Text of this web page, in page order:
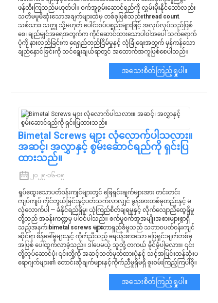
ဖန်တီးကြသည်မဟုတ်ပါ။ ဝက်အူစွမ်းဆောင်ရည်ကို လွှမ်းမိုးနိုင်သော်လည်း
သတိမမူမိဆုံးသောအချက်များထဲမှ တစ်ခုဖြစ်သည်။thread count.
သစ်သား၊ သတ္တု သို့မဟုတ် ပေါင်းစပ်ပစ္စည်းများဖြင့် အလုပ်လုပ်သည်ဖြစ်
စေ၊ ချည်မျှင်အရေအတွက်က ကိုင်ဆောင်ထားသောပါဝါအပေါ် သက်ရောက်
ပုံကို နားလည်ခြင်းက ရေရှည်တည်ငြိမ်မှုနှင့် လုံခြုံရေးအတွက် မှန်ကန်သော
ချည်နှောင်ခြင်းကို သင်ရွေးချယ်ရာတွင် အထောက်အကူဖြစ်စေပါသည်။
အသေးစိတ်ကြည့်ရှုပါ။
Bimetal Screws များ လုံလောက်ပါသလား။
အဆင့်၊ အလွှာနှင့် စွမ်းဆောင်ရည်ကို ရှင်းပြ
ထားသည်။
၂၀၂၅-၀၆-၀၅
ရှုပ်ထွေးသောပတ်ဝန်းကျင်များတွင် ဖြေရှင်းချက်များအား တင်းတင်း
ကျပ်ကျပ် ကိုင်တွယ်ခြင်းနှင့်ပတ်သက်လာလျှင် ခွန်အားတစ်ခုတည်းနှင့် မ
လုံလောက်ပါ — ခံနိုင်ရည်ရှိမှု၊ ယုံကြည်စိတ်ချရမှုနှင့် လိုက်လျောညီထွေရှိမှု
တို့သည် အခန်းကဏ္ဍမှ ပါဝင်ပါသည်။ စက်မှုဝက်အူအမျိုးအစားများစွာရှိ
သည့်အနက်၊bimetal screws များတာရှည်ခံမှုသည် သဘာဝပတ်ဝန်းကျင်
ဆိုင်ရာ စိန်ခေါ်မှုများနှင့် ကိုက်ညီသည့် ရေပန်းစားသော ဖြေရှင်းချက်တစ်ခု
အဖြစ် ပေါ်ထွက်လာခဲ့သည်။ ဒါပေမယ့် သူတို့ တကယ် ခိုင်ခံ့ပါ့မလား။ ၎င်း
တို့လုပ်ဆောင်ပုံ၊ ၎င်းတို့ကို အဆင့်သတ်မှတ်ထားပုံနှင့် သင့်အပြင်းထန်ဆုံးပ
ရောဂျက်များ၏ တောင်းဆိုချက်များနှင့်ကိုက်ညီမှုရှိမရှိ စူးစမ်းကြည့်ကြပါစို့။
အသေးစိတ်ကြည့်ရှုပါ။